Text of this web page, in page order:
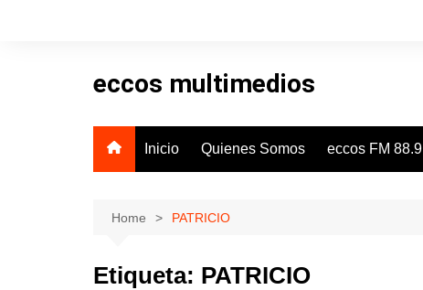
eccos multimedios
Inicio Quienes Somos eccos FM 88.9
Home PATRICIO
Etiqueta: PATRICIO